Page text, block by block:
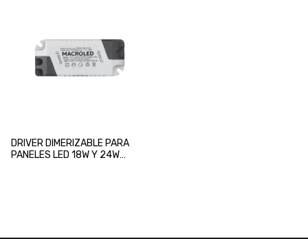
DRIVER DIMERIZABLE PARA
PANELES LED 18W Y 24W